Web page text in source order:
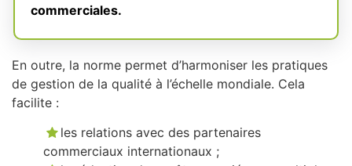
commerciales.
En outre, la norme permet d’harmoniser les pratiques
de gestion de la qualité à l’échelle mondiale. Cela
facilite :
les relations avec des partenaires
commerciaux internationaux ;